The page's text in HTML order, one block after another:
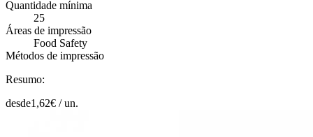
Quantidade mínima
25
Áreas de impressão
Food Safety
Métodos de impressão
Resumo:
desde1,62€ /un.